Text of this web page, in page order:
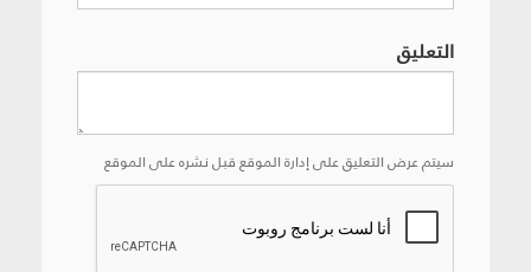
التعليق
سيتم عرض التعليق على إدارة الموقع قبل نشره على الموقع